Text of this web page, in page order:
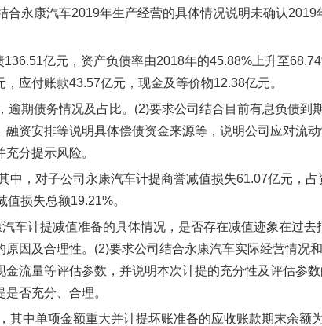
永康汽车2019年生产经营的具体情况说明未确认2019
亿元，资产负债率由2018年的45.88%上升至
应付账款43.57亿元，现金及等价物12.38亿元。
逾期债务情况及占比。(2)要求公司结合目前有息负债到
资安排等说明具体偿债资金来源等，说明公司应对流
分提示风险。
中，对子公司永康汽车计提商誉减值损失61.07亿元，
损失总额19.21%。
车计提减值准备的具体情况，是否存在减值迹象在过去
因及合理性。(2)要求公司结合永康汽车实际经营情况
流量等评估参数，并说明本次计提的充分性及评估参
否充分、合理。
其中单项金额重大并计提坏账准备的应收账款期末余额